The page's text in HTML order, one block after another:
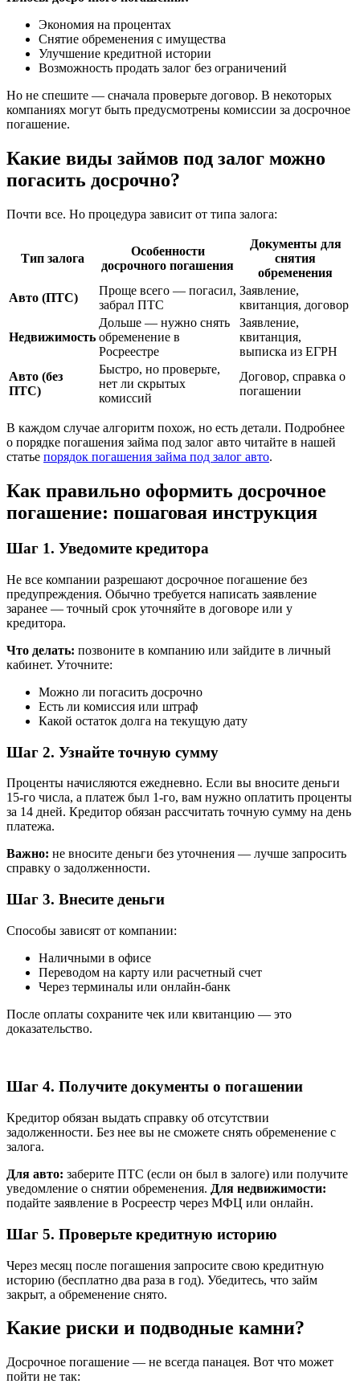
Экономия на процентах
Снятие обременения с имущества
Улучшение кредитной истории
Возможность продать залог без ограничений
Но не спешите — сначала проверьте договор. В некоторых
компаниях могут быть предусмотрены комиссии за досрочное
погашение.
Какие виды займов под залог можно
погасить досрочно?
Почти все. Но процедура зависит от типа залога:
Тип залога
Особенности
досрочного погашения
Документы для
снятия
обременения
Авто (ПТС)
Проще всего — погасил,
забрал ПТС
Заявление,
квитанция, договор
Недвижимость
Дольше — нужно снять
обременение в
Росреестре
Заявление,
квитанция,
выписка из ЕГРН
Авто (без
ПТС)
Быстро, но проверьте,
нет ли скрытых
комиссий
Договор, справка о
погашении
В каждом случае алгоритм похож, но есть детали. Подробнее
о порядке погашения займа под залог авто читайте в нашей
статье порядок погашения займа под залог авто.
Как правильно оформить досрочное
погашение: пошаговая инструкция
Шаг 1. Уведомите кредитора
Не все компании разрешают досрочное погашение без
предупреждения. Обычно требуется написать заявление
заранее — точный срок уточняйте в договоре или у
кредитора.
Что делать: позвоните в компанию или зайдите в личный
кабинет. Уточните:
Можно ли погасить досрочно
Есть ли комиссия или штраф
Какой остаток долга на текущую дату
Шаг 2. Узнайте точную сумму
Проценты начисляются ежедневно. Если вы вносите деньги
15-го числа, а платеж был 1-го, вам нужно оплатить проценты
за 14 дней. Кредитор обязан рассчитать точную сумму на день
платежа.
Важно: не вносите деньги без уточнения — лучше запросить
справку о задолженности.
Шаг 3. Внесите деньги
Способы зависят от компании:
Наличными в офисе
Переводом на карту или расчетный счет
Через терминалы или онлайн-банк
После оплаты сохраните чек или квитанцию — это
доказательство.
Шаг 4. Получите документы о погашении
Кредитор обязан выдать справку об отсутствии
задолженности. Без нее вы не сможете снять обременение с
залога.
Для авто: заберите ПТС (если он был в залоге) или получите
уведомление о снятии обременения. Для недвижимости:
подайте заявление в Росреестр через МФЦ или онлайн.
Шаг 5. Проверьте кредитную историю
Через месяц после погашения запросите свою кредитную
историю (бесплатно два раза в год). Убедитесь, что займ
закрыт, а обременение снято.
Какие риски и подводные камни?
Досрочное погашение — не всегда панацея. Вот что может
пойти не так: